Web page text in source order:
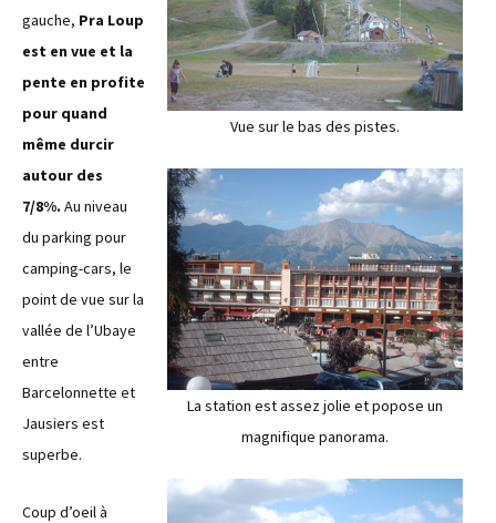
gauche, Pra Loup
est en vue et la
pente en profite
pour quand
même durcir
autour des
7/8%. Au niveau
du parking pour
camping-cars, le
point de vue sur la
vallée de l’Ubaye
entre
Barcelonnette et
Jausiers est
superbe.
Coup d’oeil à
Vue sur le bas des pistes.
La station est assez jolie et popose un
magnifique panorama.